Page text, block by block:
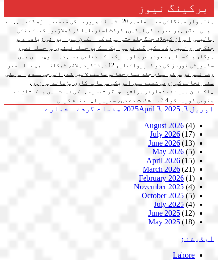
برکینگ نیوز
ہفتہ وار مہنگائی میں اضافہ، 20 اشیائے ضروریہ کی قیمتیں بڑھ گئیں
پہلے
اپنی لیگ، پھر غیر ملکی لیگیں، کرکٹ آسٹریلیا کی کھلاڑیوں کیلئے نئی
پالیسی ایران کیخلاف جنگ جلد ختم ہونے کا امکان ہے، ایرانی زیادہ دیر
جنگ جاری نہیں رکھ سکیں گے: ٹرمپ ایک ملک پر حملہ تینوں پر حملہ تصور
ہوگا، پاکستان، سعودی عرب اور ترکیہ کا دفاعی معاہدہ
بلوچستان میں
سکیورٹی فورسز کی دو کارروائیاں، 12 دہشتگرد ہلاک، ٹھکانہ بھی تباہ
میر
رضا کیس ٹریس کر لیا، جلد تمام حقائق سامنے لائیں گے، آئی جی سندھ امریکی
سفارتخانے کی زرعی شعبے میں امریکی سرمایہ کاری بڑھانے پر زور،
پاکستان میں نئے تجارتی مواقع اجاگر
تیسرے ہاکی ٹیسٹ میں پاکستان نے
جنوبی کوریا کو 4-3 سے شکست دے دی، سیریز اپنے نام کرلی
اپریل 3, 2025 April 3, 2025 صفحات گزشتہ شمارے
August 2026 (4)
July 2026 (17)
June 2026 (13)
May 2026 (5)
April 2026 (15)
March 2026 (21)
February 2026 (1)
November 2025 (4)
October 2025 (5)
July 2025 (4)
June 2025 (12)
May 2025 (18)
ایڈیشنز
Lahore